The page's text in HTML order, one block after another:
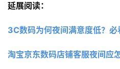
延展阅读：
3C数码为何夜间满意度低？必
淘宝京东数码店铺客服夜间应